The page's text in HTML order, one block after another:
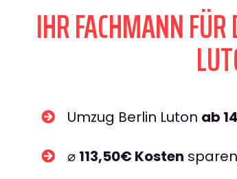
IHR FACHMANN
Umzug Berlin Luton ab
⌀ 113,50€ Kosten